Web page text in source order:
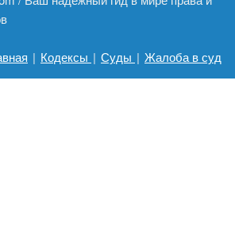
| Кодексы | Суды | Жалоба в суд